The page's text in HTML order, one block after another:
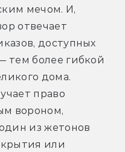
мечом. И,
отвечает
доступных
тем более гибкой
дома.
право
вороном,
из жетонов
или